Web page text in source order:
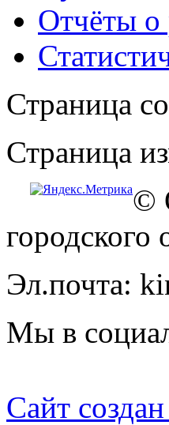
Отчёты о
Страница
Страница
©
Эл.почта:
Мы в
Сайт